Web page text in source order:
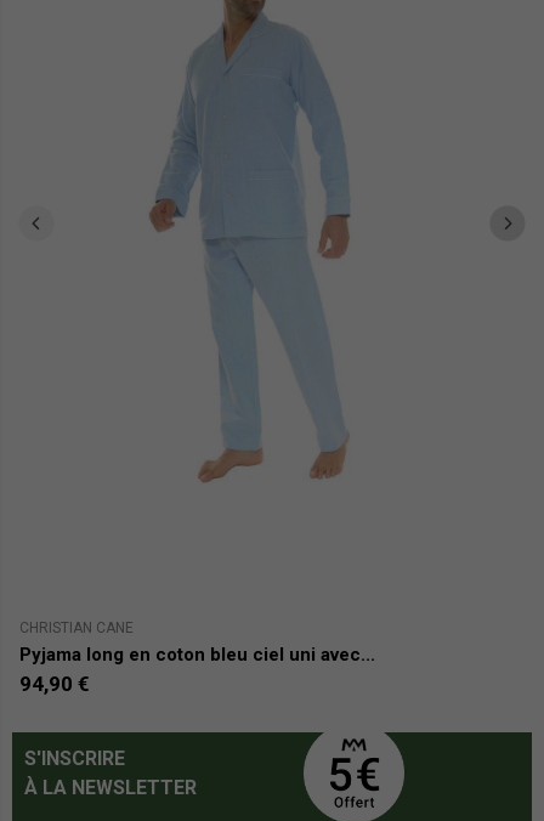
CHRISTIAN CANE
Pyjama long en coton bleu ciel uni avec...
94,90 €
S'INSCRIRE
À LA NEWSLETTER